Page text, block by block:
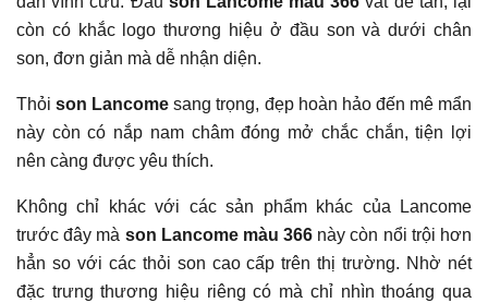
còn có khắc logo thương hiệu ở đầu son và dưới chân
son, đơn giản mà dễ nhận diện.
Thỏison Lancomesang trọng, đẹp hoàn hảo đến mê mẩn
này còn có nắp nam châm đóng mở chắc chắn, tiện lợi
nên càng được yêu thích.
Không chỉ khác với các sản phẩm khác của Lancome
trước đây mà son Lancome màu 366 này còn nổi trội hơn
hẳn so với các thỏi son cao cấp trên thị trường. Nhờ nét
đặc trưng thương hiệu riêng có mà chỉ nhìn thoáng qua